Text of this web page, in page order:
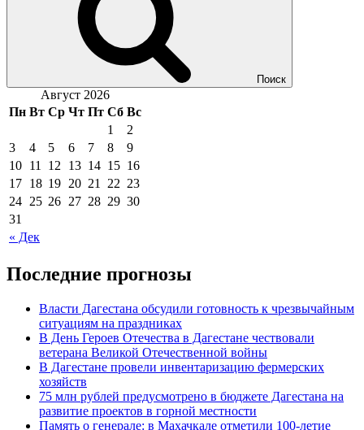
Поиск
Август 2026
Пн Вт Ср Чт Пт Сб Вс
« Дек
1
2
3
4 5 6 7 8
9
10 11 12 13 14 15 16
17 18 19 20 21 22 23
24 25 26 27 28 29 30
31
Последние прогнозы
Власти Дагестана обсудили готовность к чрезвычайным
ситуациям на праздниках
В День Героев Отечества в Дагестане чествовали
ветерана Великой Отечественной войны
В Дагестане провели инвентаризацию фермерских
хозяйств
75 млн рублей предусмотрено в бюджете Дагестана на
развитие проектов в горной местности
Память о генерале: в Махачкале отметили 100-летие